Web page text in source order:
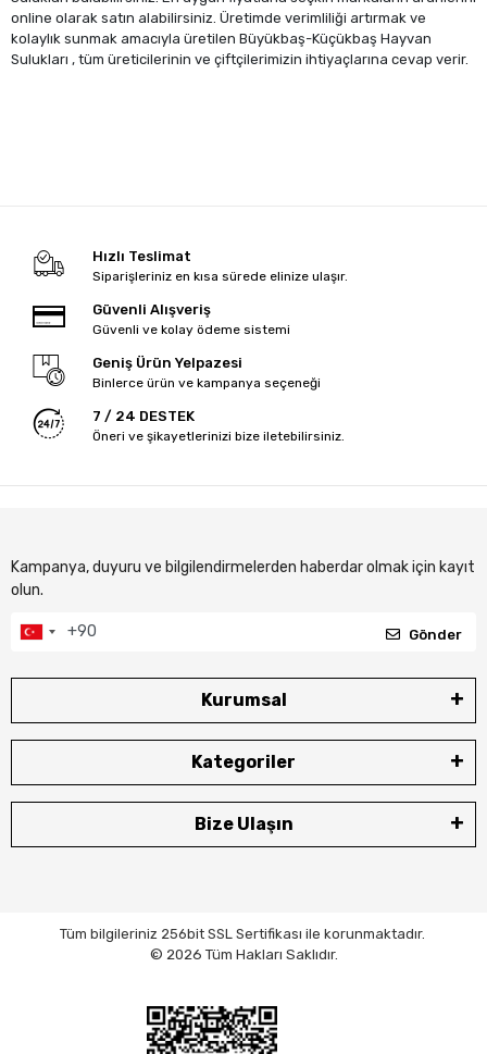
online olarak satın alabilirsiniz. Üretimde verimliliği artırmak ve
kolaylık sunmak amacıyla üretilen Büyükbaş-Küçükbaş Hayvan
Sulukları , tüm üreticilerinin ve çiftçilerimizin ihtiyaçlarına cevap verir.
Hızlı Teslimat
Siparişleriniz en kısa sürede elinize ulaşır.
Güvenli Alışveriş
Güvenli ve kolay ödeme sistemi
Geniş Ürün Yelpazesi
Binlerce ürün ve kampanya seçeneği
7 / 24 DESTEK
Öneri ve şikayetlerinizi bize iletebilirsiniz.
Kampanya, duyuru ve bilgilendirmelerden haberdar olmak için kayıt
olun.
Gönder
Kurumsal
Kategoriler
Bize Ulaşın
Tüm bilgileriniz 256bit SSL Sertifikası ile korunmaktadır.
© 2026 Tüm Hakları Saklıdır.